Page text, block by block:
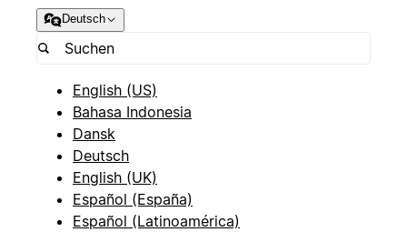
Deutsch
English (US)
Bahasa Indonesia
Dansk
Deutsch
English (UK)
Español (España)
Español (Latinoamérica)